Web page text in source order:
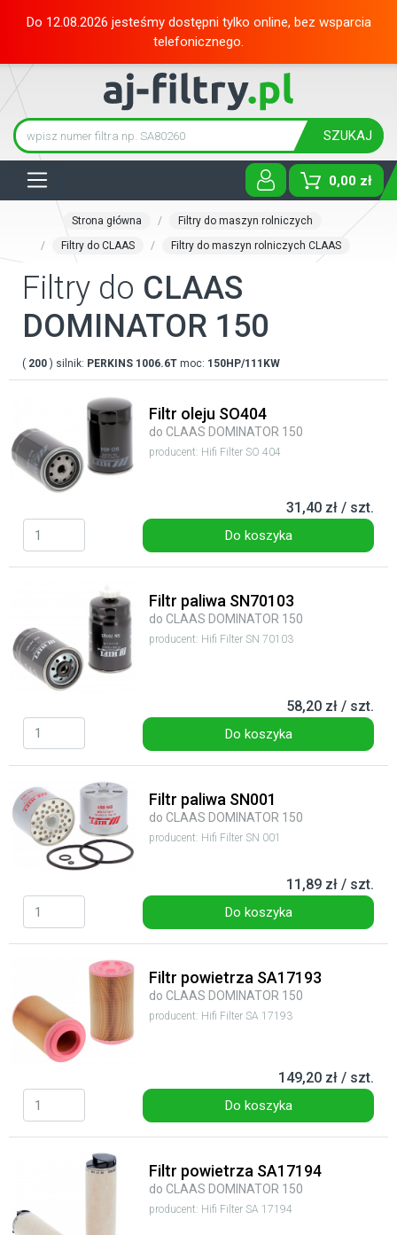
Do 12.08.2026 jesteśmy dostępni tylko online, bez wsparcia
telefonicznego.
SZUKAJ
0,00 zł
Strona główna
Filtry do maszyn rolniczych
Filtry do CLAAS
Filtry do maszyn rolniczych CLAAS
Filtry do CLAAS
DOMINATOR 150
( 200 ) silnik: PERKINS 1006.6T moc: 150HP/111KW
Filtr oleju SO404
do CLAAS DOMINATOR 150
producent: Hifi Filter SO 404
31,40 zł / szt.
Do koszyka
Filtr paliwa SN70103
do CLAAS DOMINATOR 150
producent: Hifi Filter SN 70103
58,20 zł / szt.
Do koszyka
Filtr paliwa SN001
do CLAAS DOMINATOR 150
producent: Hifi Filter SN 001
11,89 zł / szt.
Do koszyka
Filtr powietrza SA17193
do CLAAS DOMINATOR 150
producent: Hifi Filter SA 17193
149,20 zł / szt.
Do koszyka
Filtr powietrza SA17194
do CLAAS DOMINATOR 150
producent: Hifi Filter SA 17194